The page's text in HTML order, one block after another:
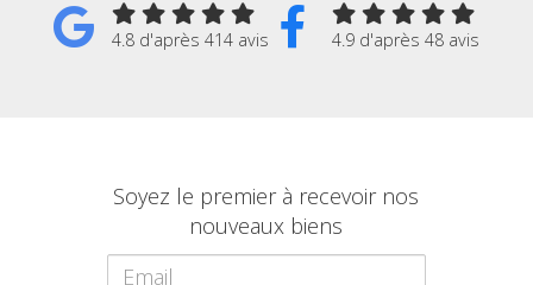
4.8 d'après 414 avis 4.9 d'après 48 avis
Soyez le premier à recevoir nos
nouveaux biens